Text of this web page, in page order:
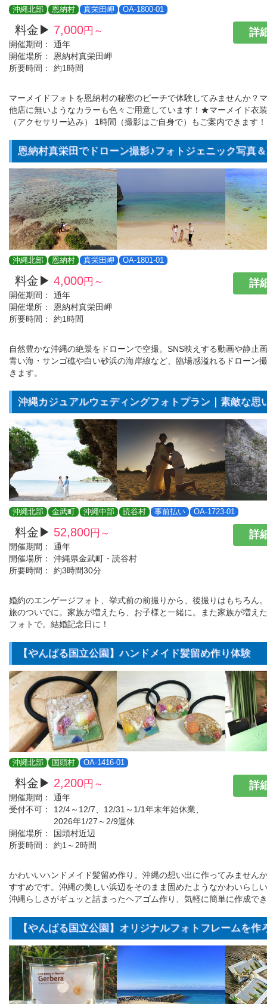
沖縄北部 恩納村 真栄田岬 OA-1800-01
料金▶ 7,000円～
開催期間：
通年
開催場所：
恩納村真栄田岬
所要時間：
約1時間
詳
マーメイドフォトを恩納村の秘密のビーチで体験してみませんか？
他店に無いようなカラーも色々ご用意しています！★マーメイド衣
（アクセサリー込み） 1時間（撮影はご自身で）もご案内できます！
恩納村真栄田でドローン撮影♪フォトジェニック写真
沖縄北部 恩納村 真栄田岬 OA-1801-01
料金▶ 4,000円～
開催期間：
通年
開催場所：
恩納村真栄田岬
所要時間：
約1時間
詳
自然豊かな沖縄の絶景をドローンで空撮。SNS映えする動画や静止
青い海・サンゴ礁や白い砂浜の海岸線など、臨場感溢れるドローン
きます。
沖縄カジュアルウェディングフォトプラン｜素敵な思
沖縄北部 金武町 沖縄中部 読谷村 事前払い OA-1723-01
料金▶ 52,800円～
開催期間：
通年
開催場所：
沖縄県金武町・読谷村
所要時間：
約3時間30分
詳
婚約のエンゲージフォト、挙式前の前撮りから、後撮りはもちろん
旅のついでに。家族が増えたら、お子様と一緒に。また家族が増え
フォトで。結婚記念日に！
【やんばる国立公園】ハンドメイド髪留め作り体験
沖縄北部 国頭村 OA-1416-01
料金▶ 2,200円～
開催期間：
通年
受付不可：
12/4～12/7、12/31～1/1年末年始休業、
2026年1/27～2/9運休
開催場所：
国頭村近辺
所要時間：
約1～2時間
詳
かわいいハンドメイド髪留め作り。沖縄の想い出に作ってみません
すすめです。沖縄の美しい浜辺をそのまま固めたようなかわいらし
沖縄らしさがギュッと詰まったヘアゴム作り、気軽に簡単に作成で
【やんばる国立公園】オリジナルフォトフレームを作